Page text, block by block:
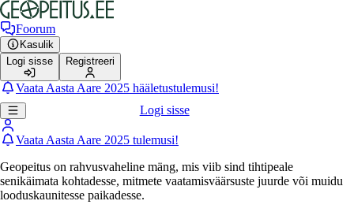
Foorum
Kasulik
Logi sisse
Registreeri
Vaata Aasta Aare 2025 hääletustulemusi!
Logi sisse
Vaata Aasta Aare 2025 tulemusi!
Geopeitus on rahvusvaheline mäng, mis viib sind tihtipeale
senikäimata kohtadesse, mitmete vaatamisväärsuste juurde või muidu
looduskaunitesse paikadesse.